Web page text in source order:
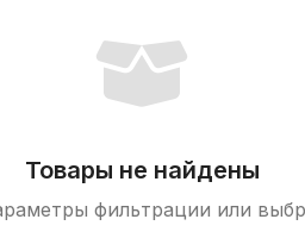
Товары не найдены
фильтрации или